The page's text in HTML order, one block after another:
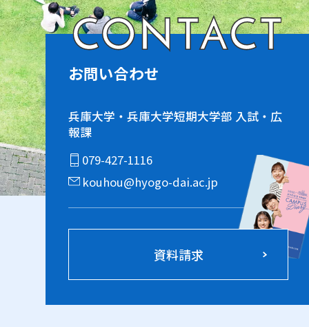
CONTACT
お問い合わせ
兵庫大学・兵庫大学短期大学部 入試・広
報課
079-427-1116
kouhou@hyogo-dai.ac.jp
資料請求